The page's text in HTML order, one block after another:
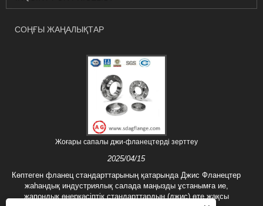
СОҢҒЫ ЖАҢАЛЫҚТАР
Жоғары сапалы джи-фланецтерді зерттеу
2025/04/15
Көптеген фланец стандарттарының қатарында Джис Фланецтер
жаһандық индустриялық салада маңызды ұстанымға ие,
жапондық өнеркәсіптік стандарттардың (джис) өте жақсы